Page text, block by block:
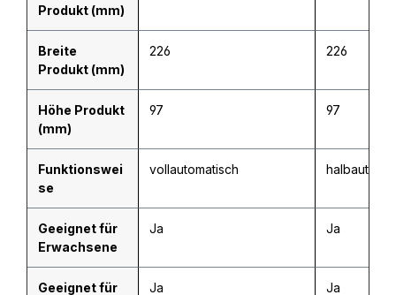
Produkt (mm)
Breite
Produkt (mm)
226 226
Höhe Produkt
(mm)
97 97
Funktionswei
se
vollautomatisch
Geeignet für
Erwachsene
Ja Ja
Geeignet für
Ja Ja